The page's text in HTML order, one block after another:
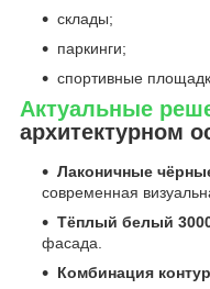
склады;
паркинги;
спортивные
Актуальные
архитектурном
Лаконичные
современная
Тёплый белый
фасада.
Комбинация